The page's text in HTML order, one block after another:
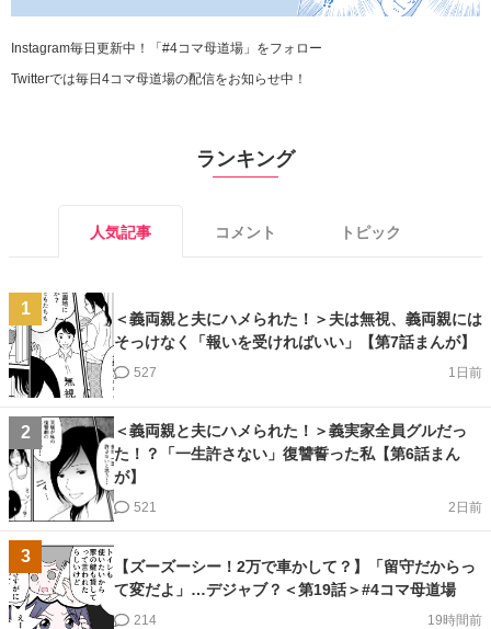
Instagram毎日更新中！「#4コマ母道場」をフォロー
Twitterでは毎日4コマ母道場の配信をお知らせ中！
ランキング
人気記事 コメント トピック
1
＜義両親と夫にハメられた！＞夫は無視、義両親には
そっけなく「報いを受ければいい」【第7話まんが】
1日前
527
2
＜義両親と夫にハメられた！＞義実家全員グルだっ
た！？「一生許さない」復讐誓った私【第6話まん
が】
2日前
521
3
【ズーズーシー！2万で車かして？】「留守だからっ
て変だよ」…デジャブ？＜第19話＞#4コマ母道場
19時間前
214